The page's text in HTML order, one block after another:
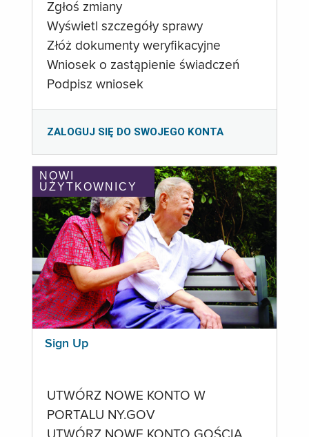
Zgłoś zmiany
Wyświetl szczegóły sprawy
Złóż dokumenty weryfikacyjne
Wniosek o zastąpienie świadczeń
Podpisz wniosek
ZALOGUJ SIĘ DO SWOJEGO KONTA
NOWI
UŻYTKOWNICY
Sign Up
UTWÓRZ NOWE KONTO W
PORTALU NY.GOV